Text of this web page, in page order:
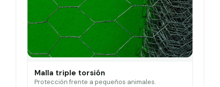
Malla triple torsión
Protección frente a pequeños animales.